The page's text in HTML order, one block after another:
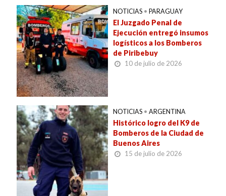
NOTICIAS • PARAGUAY
El Juzgado Penal de
Ejecución entregó insumos
logísticos a los Bomberos
de Piribebuy
10 de julio de 2026
NOTICIAS • ARGENTINA
Histórico logro del K9 de
Bomberos de la Ciudad de
Buenos Aires
15 de julio de 2026